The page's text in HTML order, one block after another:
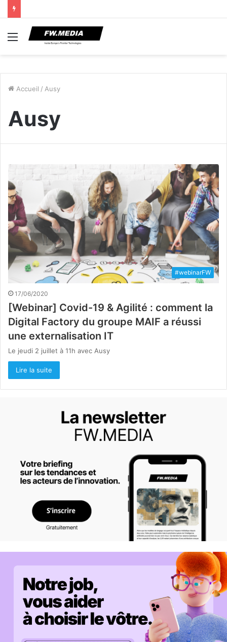
Menu
Accueil / Ausy
Ausy
#webinarFW
17/06/2020
[Webinar] Covid-19 & Agilité : comment la
Digital Factory du groupe MAIF a réussi
une externalisation IT
Le jeudi 2 juillet à 11h avec Ausy
Lire la suite